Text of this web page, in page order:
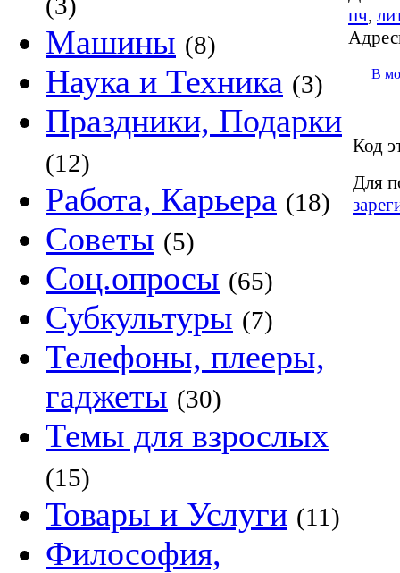
Машины (8)
Наука и Техника (3)
Праздники, Подарки
(12)
Работа, Карьера (18)
Советы (5)
Соц.опросы (65)
Субкультуры (7)
Телефоны, плееры,
гаджеты (30)
Темы для взрослых
(15)
Товары и Услуги (11)
Философия,
пч,
В
Код
Для